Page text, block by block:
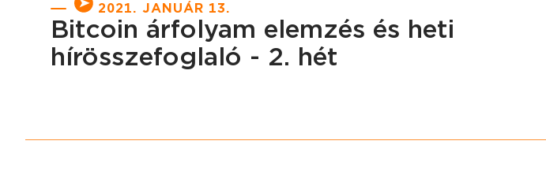
2021. JANUÁR 13.
Bitcoin árfolyam elemzés és heti
hírösszefoglaló - 2. hét